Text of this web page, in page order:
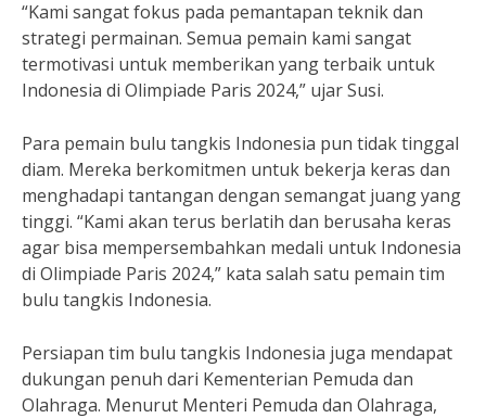
“Kami sangat fokus pada pemantapan teknik dan
strategi permainan. Semua pemain kami sangat
termotivasi untuk memberikan yang terbaik untuk
Indonesia di Olimpiade Paris 2024,” ujar Susi.
Para pemain bulu tangkis Indonesia pun tidak tinggal
diam. Mereka berkomitmen untuk bekerja keras dan
menghadapi tantangan dengan semangat juang yang
tinggi. “Kami akan terus berlatih dan berusaha keras
agar bisa mempersembahkan medali untuk Indonesia
di Olimpiade Paris 2024,” kata salah satu pemain tim
bulu tangkis Indonesia.
Persiapan tim bulu tangkis Indonesia juga mendapat
dukungan penuh dari Kementerian Pemuda dan
Olahraga. Menurut Menteri Pemuda dan Olahraga,